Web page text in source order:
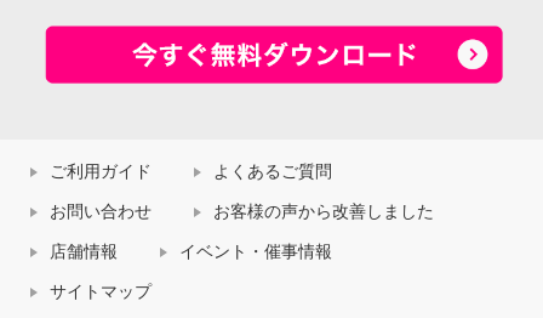
ご利用ガイド よくあるご質問
お問い合わせ お客様の声から改善しました
店舗情報 イベント・催事情報
サイトマップ